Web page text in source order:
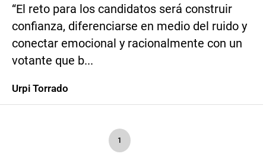
“El reto para los candidatos será construir
confianza, diferenciarse en medio del ruido y
conectar emocional y racionalmente con un
votante que b...
Urpi Torrado
1